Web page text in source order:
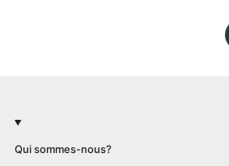
Qui sommes-nous?